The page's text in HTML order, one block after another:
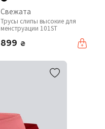
Свежата
Трусы слипы высокие для
менструации 101ST
899 ₴